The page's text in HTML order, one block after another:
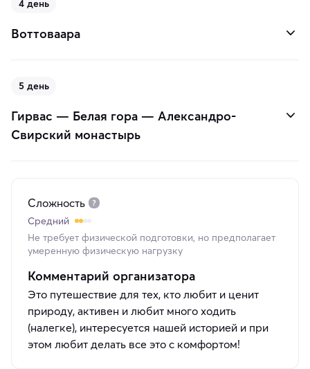
4 день
Воттоваара
5 день
Гирвас — Белая гора — Александро-
Свирский монастырь
Сложность
Средний
Не требует физической подготовки, но предполагает
умеренную физическую нагрузку
Комментарий организатора
Это путешествие для тех, кто любит и ценит
природу, активен и любит много ходить
(налегке), интересуется нашей историей и при
этом любит делать все это с комфортом!